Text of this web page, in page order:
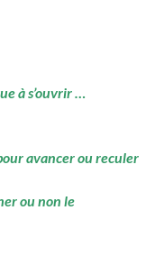
à s’ouvrir …
avancer ou reculer
ou non le